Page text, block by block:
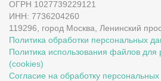
ОГРН 1027739229121
ИНН: 7736204260
119296, город Москва, Ленинский
Политика обработки персональных
Политика использования файлов для
(cookies)
Согласие на обработку